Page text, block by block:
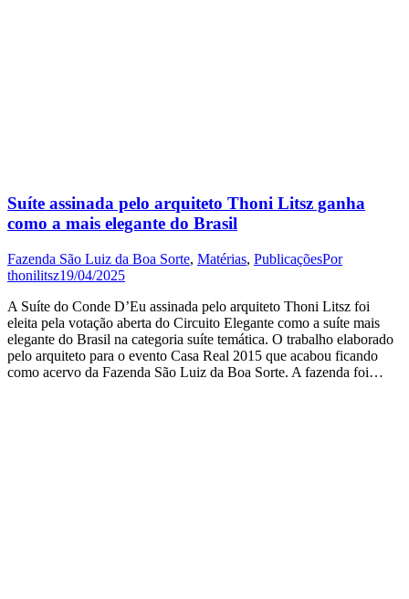
Suíte assinada pelo arquiteto Thoni Litsz ganha
como a mais elegante do Brasil
Fazenda São Luiz da Boa Sorte, Matérias, PublicaçõesPor
thonilitsz19/04/2025
A Suíte do Conde D’Eu assinada pelo arquiteto Thoni Litsz foi
eleita pela votação aberta do Circuito Elegante como a suíte mais
elegante do Brasil na categoria suíte temática. O trabalho elaborado
pelo arquiteto para o evento Casa Real 2015 que acabou ficando
como acervo da Fazenda São Luiz da Boa Sorte. A fazenda foi…